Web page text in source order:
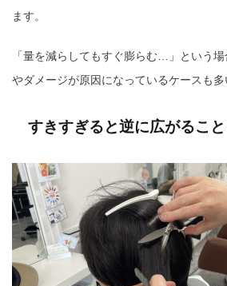
ます。
「量を減らしてもすぐ膨らむ…」という
やダメージが原因になっているケースも多
すきすぎると逆に広がるこ